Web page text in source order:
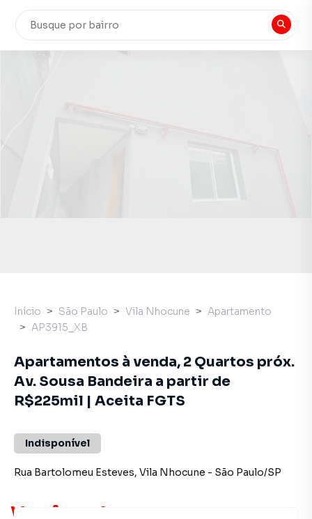
Início São Paulo Vila Nhocune
Apartamento
AP3915_XB
Apartamentos à venda, 2 Quartos próx.
Av. Sousa Bandeira a partir de
R$225mil | Aceita FGTS
Indisponível
Rua Bartolomeu Esteves, Vila Nhocune - São Paulo/SP